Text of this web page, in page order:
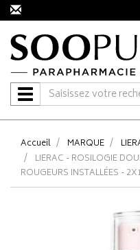
Navigation
Accueil MARQUE
LIERAC - ROSILOGIE
ROUGEURS INSTALLÉES -